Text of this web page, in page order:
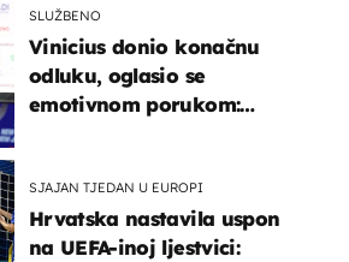
SLUŽBENO
Vinicius donio konačnu
odluku, oglasio se
emotivnom porukom:
SJAJAN TJEDAN U EUROPI
Hrvatska nastavila uspon
na UEFA-inoj ljestvici: